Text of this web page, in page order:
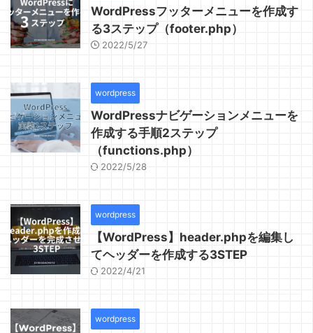
WordPressフッターメニューを作成す
る3ステップ（footer.php）
2022/5/27
wordpress
WordPressナビゲーションメニューを
作成する手順2ステップ
（functions.php）
2022/5/28
wordpress
【WordPress】header.phpを編集し
てヘッダーを作成する3STEP
2022/4/21
wordpress